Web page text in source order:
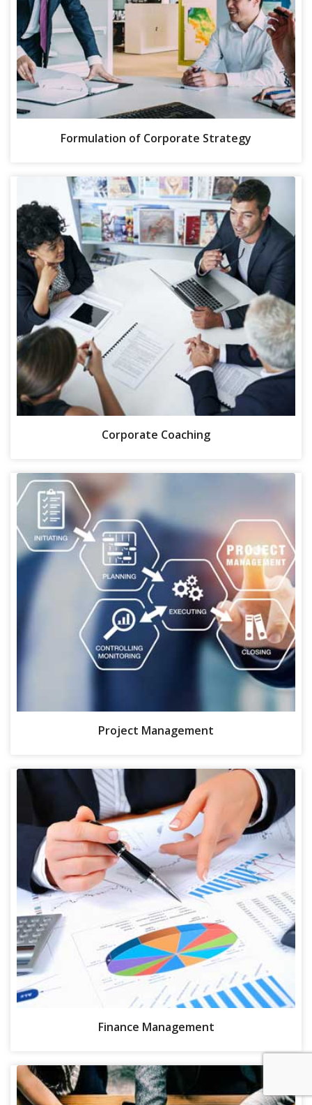
Formulation of Corporate Strategy
Corporate Coaching
Project Management
Finance Management